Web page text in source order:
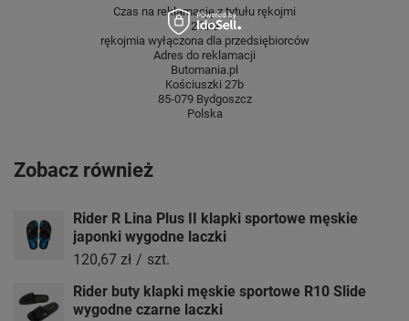
Czas na reklamację z tytułu rękojmi
2 lata
rękojmia wyłączona dla przedsiębiorców
Adres do reklamacji
Butomania.pl
Kościuszki 27b
85-079 Bydgoszcz
Polska
Zobacz również
Rider R Lina Plus II klapki sportowe męskie
japonki wygodne laczki
120,67 zł / szt.
Rider buty klapki męskie sportowe R10 Slide
wygodne czarne laczki